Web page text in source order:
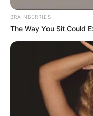
BRAINBERRIES
The Way You Sit Could